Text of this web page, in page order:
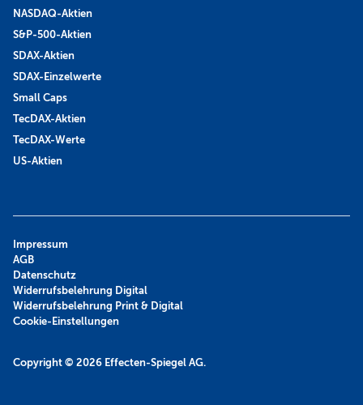
NASDAQ-Aktien
S&P-500-Aktien
SDAX-Aktien
SDAX-Einzelwerte
Small Caps
TecDAX-Aktien
TecDAX-Werte
US-Aktien
Copyright © 2026 Effecten-Spiegel AG.
Impressum
AGB
Datenschutz
Widerrufsbelehrung Digital
Widerrufsbelehrung Print & Digital
Cookie-Einstellungen